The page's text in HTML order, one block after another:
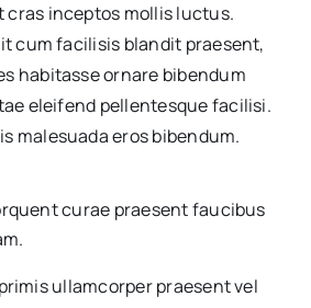
cras inceptos mollis luctus.
cum facilisis blandit praesent,
habitasse ornare bibendum
eleifend pellentesque facilisi.
malesuada eros bibendum.
curae praesent faucibus
ullamcorper praesent vel